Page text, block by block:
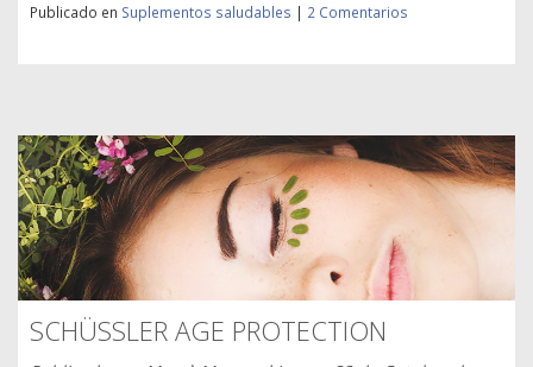
Publicado en Suplementos saludables | 2 Comentarios
SCHÜSSLER AGE PROTECTION